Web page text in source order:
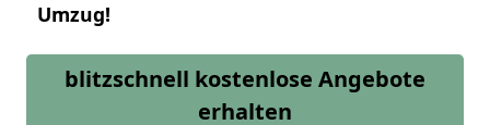
Umzug!
blitzschnell kostenlose Angebote
erhalten